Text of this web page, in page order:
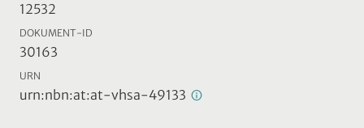
12532
DOKUMENT-ID
30163
URN
urn:nbn:at:at-vhsa-49133